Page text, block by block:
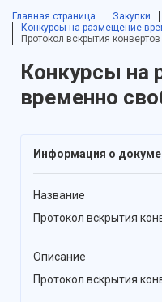
Главная страница Закупки
Конкурсы на размещение
Протокол вскрытия
Конкурсы на
временно
Информация о
Название
Протокол вскрытия
Описание
Протокол вскрытия